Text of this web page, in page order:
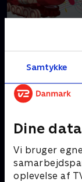
Samtykke
Dine
Vi bruger
oplevelse af
Toget Tove griber
Andre så også